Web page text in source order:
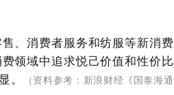
、消费者服务和纺服等新消费
领域中追求悦己价值和性价比
。
（资料参考：新浪财经《国泰海通